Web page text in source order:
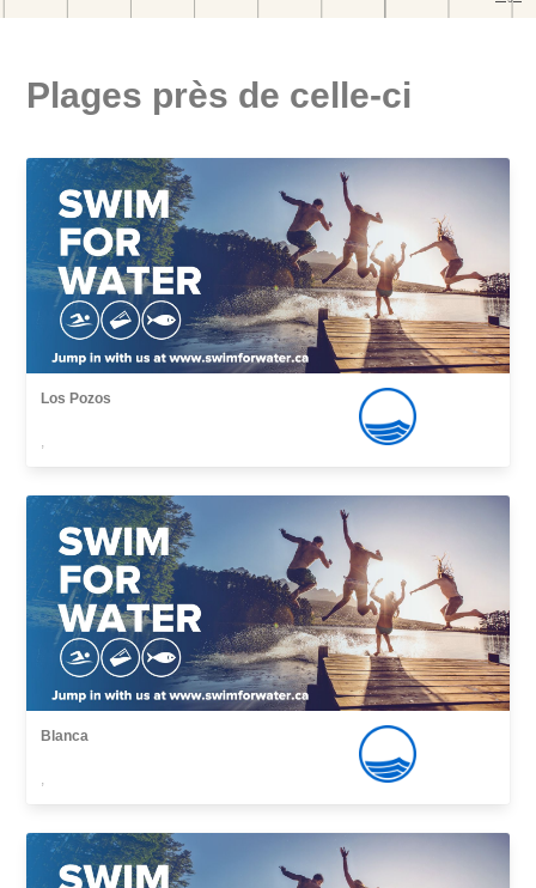
Plages près de celle-ci
Los Pozos
,
Blanca
,